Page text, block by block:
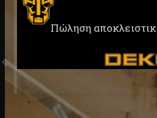
Πώληση
Κατσαβιδομύτες
4,50€ + ΦΠΑ